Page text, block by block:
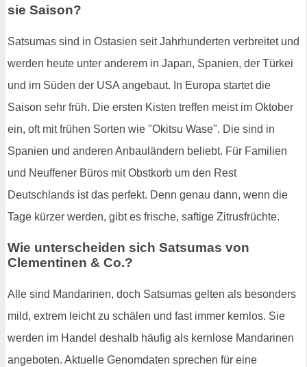
sie Saison?
Satsumas sind in Ostasien seit Jahrhunderten verbreitet und
werden heute unter anderem in Japan, Spanien, der Türkei
und im Süden der USA angebaut. In Europa startet die
Saison sehr früh. Die ersten Kisten treffen meist im Oktober
ein, oft mit frühen Sorten wie "Okitsu Wase". Die sind in
Spanien und anderen Anbauländern beliebt. Für Familien
und Neuffener Büros mit Obstkorb um den Rest
Deutschlands ist das perfekt. Denn genau dann, wenn die
Tage kürzer werden, gibt es frische, saftige Zitrusfrüchte.
Wie unterscheiden sich Satsumas von
Clementinen & Co.?
Alle sind Mandarinen, doch Satsumas gelten als besonders
mild, extrem leicht zu schälen und fast immer kernlos. Sie
werden im Handel deshalb häufig als kernlose Mandarinen
angeboten. Aktuelle Genomdaten sprechen für eine